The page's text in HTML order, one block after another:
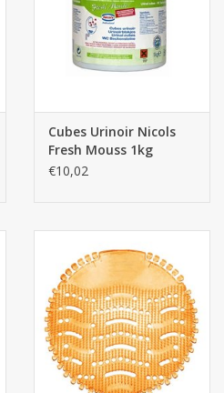
Cubes Urinoir Nicols
Fresh Mouss 1kg
€10,02